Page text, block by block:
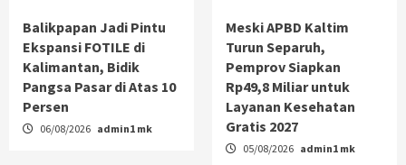
Balikpapan Jadi Pintu
Ekspansi FOTILE di
Kalimantan, Bidik
Pangsa Pasar di Atas 10
Persen
06/08/2026 admin1 mk
Meski APBD Kaltim
Turun Separuh,
Pemprov Siapkan
Rp49,8 Miliar untuk
Layanan Kesehatan
Gratis 2027
05/08/2026 admin1 mk